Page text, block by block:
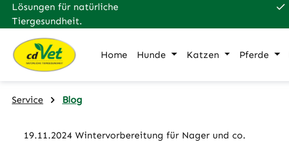
Hauptinhalt springen
Zur Suche springen
Zur Hauptnavigation springen
Lösungen für natürliche
Tiergesundheit.
Home Hunde Katzen Pferde
Service Blog
19.11.2024 Wintervorbereitung für Nager und co.